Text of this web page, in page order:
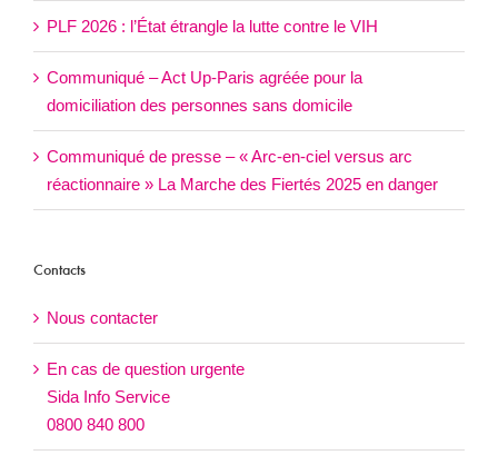
PLF 2026 : l’État étrangle la lutte contre le VIH
Communiqué – Act Up-Paris agréée pour la
domiciliation des personnes sans domicile
Communiqué de presse – « Arc-en-ciel versus arc
réactionnaire » La Marche des Fiertés 2025 en danger
Contacts
Nous contacter
En cas de question urgente
Sida Info Service
0800 840 800